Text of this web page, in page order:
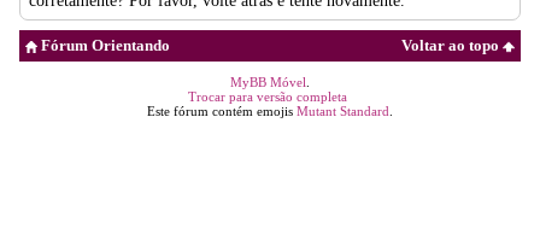
Voltar ao topo
Fórum Orientando
MyBB Móvel
Trocar para versão completa
Este fórum contém emojis Mutant Standard